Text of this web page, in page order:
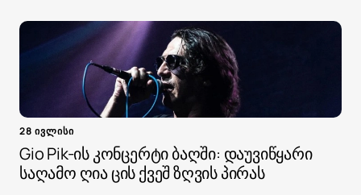
28 ივლისი
Gio Pik-ის კონცერტი ბაღში: დაუვიწყარი
საღამო ღია ცის ქვეშ ზღვის პირას